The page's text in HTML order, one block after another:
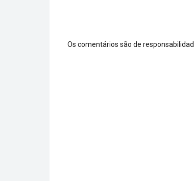
Os comentários são de